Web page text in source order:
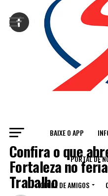
BAIXE O APP
PORTAL DE
CLUBE DE AMIGOS
FORTALEZA
Confira o que
Fortaleza no
Trabalho